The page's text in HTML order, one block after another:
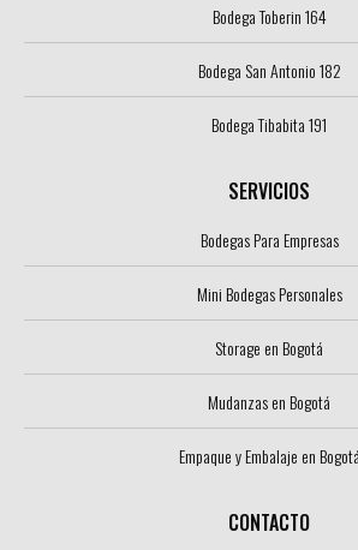
Bodega Toberin 164
Bodega San Antonio 182
Bodega Tibabita 191
SERVICIOS
Bodegas Para Empresas
Mini Bodegas Personales
Storage en Bogotá
Mudanzas en Bogotá
Empaque y Embalaje en Bogotá
CONTACTO